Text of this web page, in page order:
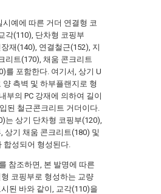
예에 따른 거더 연결형 코
각(110), 단차형 코핑부
재(140), 연결철근(152), 지
리트(170), 채움 콘크리트
를 포함한다. 여기서, 상기 U
측벽 및 하부플랜지로 형
부의 PC 강재에 의하여 길이
된 철근콘크리트 거더이다.
는 상기 단차형 코핑부(120),
상기 채움 콘크리트(180) 및
합성되어 형성된다.
참조하면, 본 발명에 따른
코핑부로 형성하는 교량
된 바와 같이, 교각(110)을